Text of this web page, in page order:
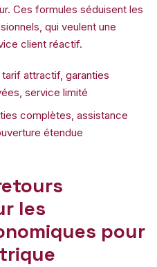
Ces formules séduisent les
qui veulent une
client réactif.
tarif attractif, garanties
service limité
complètes, assistance
étendue
les
pour